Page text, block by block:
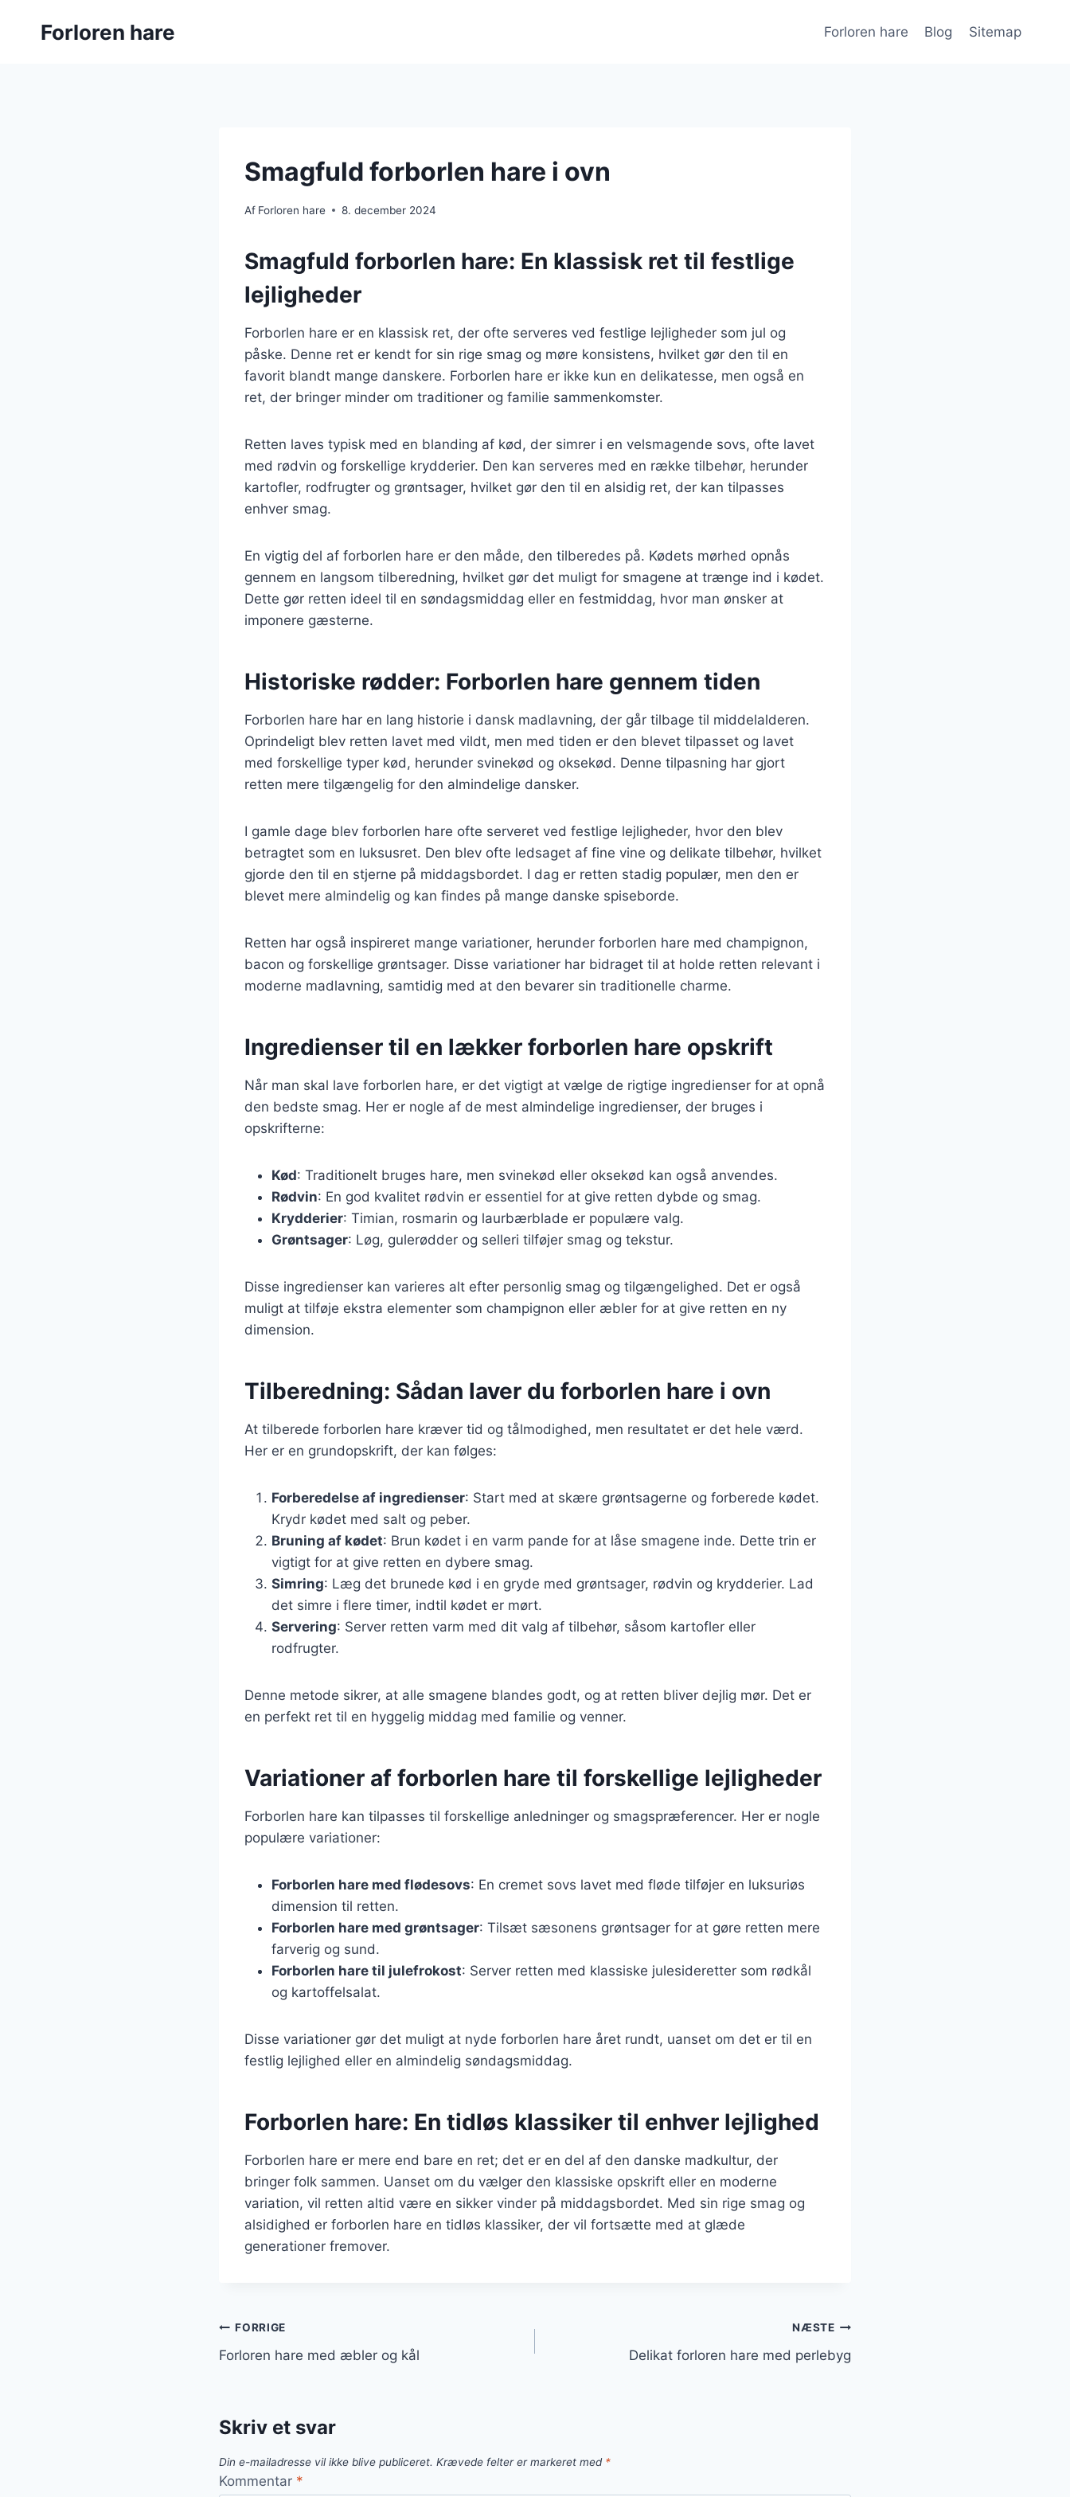
Forloren hare Forloren hare Blog Sitemap
Smagfuld forborlen hare i ovn
Af Forloren hare 8. december 2024
Smagfuld forborlen hare: En klassisk ret til festlige
lejligheder
Forborlen hare er en klassisk ret, der ofte serveres ved festlige lejligheder som jul og
påske. Denne ret er kendt for sin rige smag og møre konsistens, hvilket gør den til en
favorit blandt mange danskere. Forborlen hare er ikke kun en delikatesse, men også en
ret, der bringer minder om traditioner og familie sammenkomster.
Retten laves typisk med en blanding af kød, der simrer i en velsmagende sovs, ofte lavet
med rødvin og forskellige krydderier. Den kan serveres med en række tilbehør, herunder
kartofler, rodfrugter og grøntsager, hvilket gør den til en alsidig ret, der kan tilpasses
enhver smag.
En vigtig del af forborlen hare er den måde, den tilberedes på. Kødets mørhed opnås
gennem en langsom tilberedning, hvilket gør det muligt for smagene at trænge ind i kødet.
Dette gør retten ideel til en søndagsmiddag eller en festmiddag, hvor man ønsker at
imponere gæsterne.
Historiske rødder: Forborlen hare gennem tiden
Forborlen hare har en lang historie i dansk madlavning, der går tilbage til middelalderen.
Oprindeligt blev retten lavet med vildt, men med tiden er den blevet tilpasset og lavet
med forskellige typer kød, herunder svinekød og oksekød. Denne tilpasning har gjort
retten mere tilgængelig for den almindelige dansker.
I gamle dage blev forborlen hare ofte serveret ved festlige lejligheder, hvor den blev
betragtet som en luksusret. Den blev ofte ledsaget af fine vine og delikate tilbehør, hvilket
gjorde den til en stjerne på middagsbordet. I dag er retten stadig populær, men den er
blevet mere almindelig og kan findes på mange danske spiseborde.
Retten har også inspireret mange variationer, herunder forborlen hare med champignon,
bacon og forskellige grøntsager. Disse variationer har bidraget til at holde retten relevant i
moderne madlavning, samtidig med at den bevarer sin traditionelle charme.
Ingredienser til en lækker forborlen hare opskrift
Når man skal lave forborlen hare, er det vigtigt at vælge de rigtige ingredienser for at opnå
den bedste smag. Her er nogle af de mest almindelige ingredienser, der bruges i
opskrifterne:
Kød: Traditionelt bruges hare, men svinekød eller oksekød kan også anvendes.
Rødvin: En god kvalitet rødvin er essentiel for at give retten dybde og smag.
Krydderier: Timian, rosmarin og laurbærblade er populære valg.
Grøntsager: Løg, gulerødder og selleri tilføjer smag og tekstur.
Disse ingredienser kan varieres alt efter personlig smag og tilgængelighed. Det er også
muligt at tilføje ekstra elementer som champignon eller æbler for at give retten en ny
dimension.
Tilberedning: Sådan laver du forborlen hare i ovn
At tilberede forborlen hare kræver tid og tålmodighed, men resultatet er det hele værd.
Her er en grundopskrift, der kan følges:
Forberedelse af ingredienser: Start med at skære grøntsagerne og forberede kødet.
Krydr kødet med salt og peber.
Bruning af kødet: Brun kødet i en varm pande for at låse smagene inde. Dette trin er
vigtigt for at give retten en dybere smag.
Simring: Læg det brunede kød i en gryde med grøntsager, rødvin og krydderier. Lad
det simre i flere timer, indtil kødet er mørt.
Servering: Server retten varm med dit valg af tilbehør, såsom kartofler eller
rodfrugter.
Denne metode sikrer, at alle smagene blandes godt, og at retten bliver dejlig mør. Det er
en perfekt ret til en hyggelig middag med familie og venner.
Variationer af forborlen hare til forskellige lejligheder
Forborlen hare kan tilpasses til forskellige anledninger og smagspræferencer. Her er nogle
populære variationer:
Forborlen hare med flødesovs: En cremet sovs lavet med fløde tilføjer en luksuriøs
dimension til retten.
Forborlen hare med grøntsager: Tilsæt sæsonens grøntsager for at gøre retten mere
farverig og sund.
Forborlen hare til julefrokost: Server retten med klassiske julesideretter som rødkål
og kartoffelsalat.
Disse variationer gør det muligt at nyde forborlen hare året rundt, uanset om det er til en
festlig lejlighed eller en almindelig søndagsmiddag.
Forborlen hare: En tidløs klassiker til enhver lejlighed
Forborlen hare er mere end bare en ret; det er en del af den danske madkultur, der
bringer folk sammen. Uanset om du vælger den klassiske opskrift eller en moderne
variation, vil retten altid være en sikker vinder på middagsbordet. Med sin rige smag og
alsidighed er forborlen hare en tidløs klassiker, der vil fortsætte med at glæde
generationer fremover.
Indlægsnavigation
FORRIGE
Forloren hare med æbler og kål
NÆSTE
Delikat forloren hare med perlebyg
Skriv et svar
Din e-mailadresse vil ikke blive publiceret. Krævede felter er markeret med *
Kommentar *